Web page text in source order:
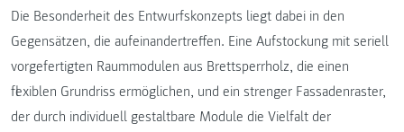
Die Besonderheit des Entwurfskonzepts liegt dabei in den
Gegensätzen, die aufeinandertreffen. Eine Aufstockung mit seriell
vorgefertigten Raummodulen aus Brettsperrholz, die einen
flexiblen Grundriss ermöglichen, und ein strenger Fassadenraster,
der durch individuell gestaltbare Module die Vielfalt der